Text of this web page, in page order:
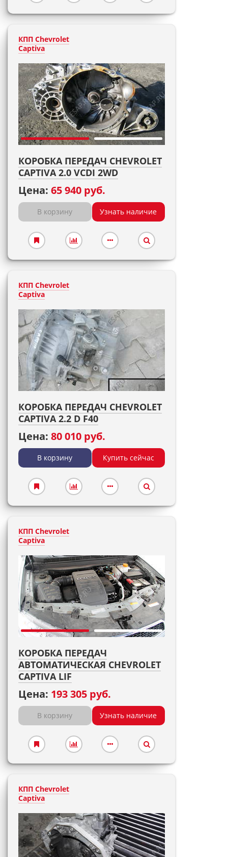
КПП Chevrolet
Captiva
КОРОБКА ПЕРЕДАЧ CHEVROLET
CAPTIVA 2.0 VCDI 2WD
Цена: 65 940 руб.
В корзину Узнать наличие
КПП Chevrolet
Captiva
КОРОБКА ПЕРЕДАЧ CHEVROLET
CAPTIVA 2.2 D F40
Цена: 80 010 руб.
В корзину Купить сейчас
КПП Chevrolet
Captiva
КОРОБКА ПЕРЕДАЧ
АВТОМАТИЧЕСКАЯ CHEVROLET
CAPTIVA LIF
Цена: 193 305 руб.
В корзину Узнать наличие
КПП Chevrolet
Captiva